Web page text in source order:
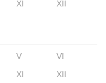
XI XII
V
VI
XI XII